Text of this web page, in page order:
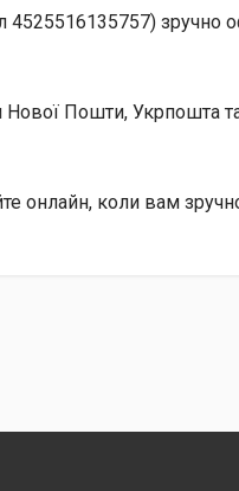
Пошти, Укрпошта
онлайн, коли вам